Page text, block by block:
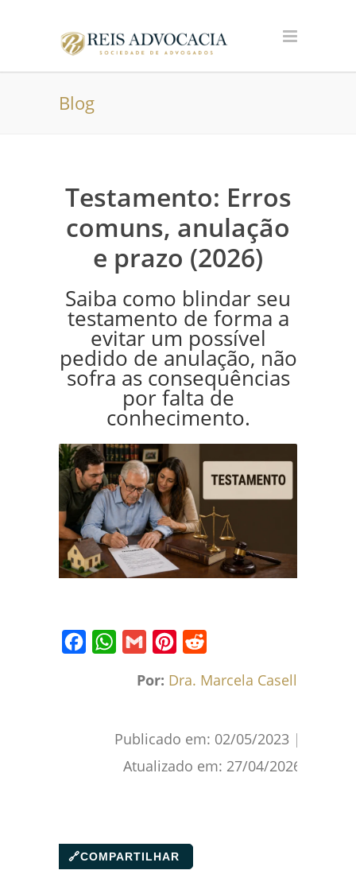
Blog
Testamento: Erros
comuns, anulação
e prazo (2026)
Saiba como blindar seu
testamento de forma a
evitar um possível
pedido de anulação, não
sofra as consequências
por falta de
conhecimento.
Por: Dra. Marcela Caselli
Publicado em: 02/05/2023 |
Atualizado em: 27/04/2026
🔗COMPARTILHAR